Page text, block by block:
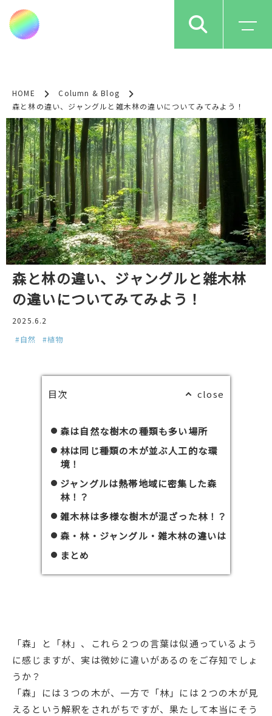
HOME
Column & Blog
森と林の違い、ジャングルと雑木林の違いについてみてみよう！
森と林の違い、ジャングルと雑木林
の違いについてみてみよう！
2025.6.2
#自然
#植物
目次
森は自然な樹木の種類も多い場所
林は同じ種類の木が並ぶ人工的な環
境！
ジャングルは熱帯地域に密集した森
林！？
雑木林は多様な樹木が混ざった林！？
森・林・ジャングル・雑木林の違いは
まとめ
「森」と「林」、これら２つの言葉は似通っているよう
に感じますが、実は微妙に違いがあるのをご存知でしょ
うか？
「森」には３つの木が、一方で「林」には２つの木が見
えるという解釈をされがちですが、果たして本当にそう